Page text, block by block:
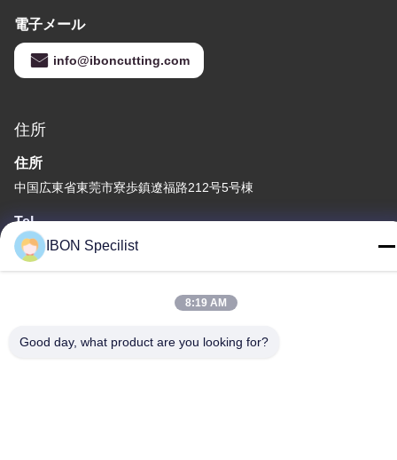
電子メール
info@iboncutting.com
住所
住所
中国広東省東莞市寮歩鎮遼福路212号5号棟
Tel
86--13925852182
IBON Specilist
8:19 AM
Good day, what product are you looking for?